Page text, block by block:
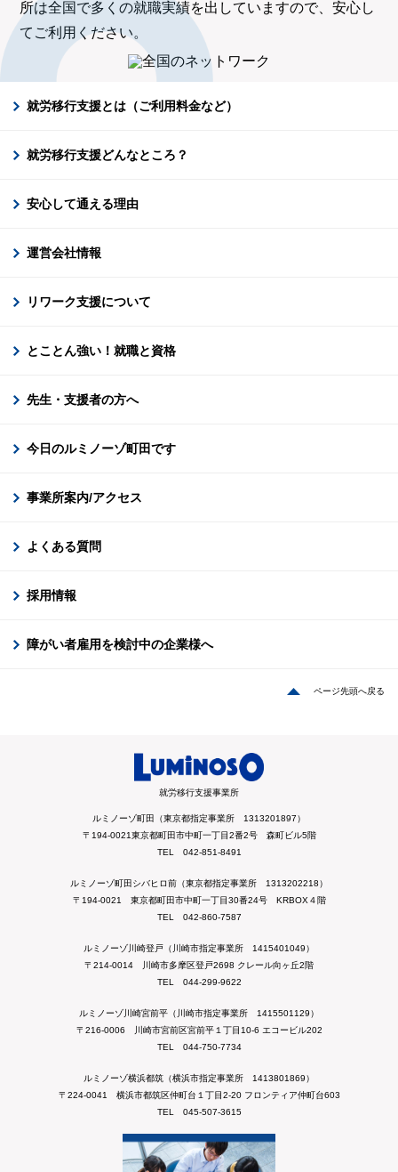
所は全国で多くの就職実績を出していますので、安心し
てご利用ください。
就労移行支援とは（ご利用料金など）
就労移行支援どんなところ？
安心して通える理由
運営会社情報
リワーク支援について
とことん強い！就職と資格
先生・支援者の方へ
今日のルミノーゾ町田です
事業所案内/アクセス
よくある質問
採用情報
障がい者雇用を検討中の企業様へ
ページ先頭へ戻る
就労移行支援事業所
ルミノーゾ町田（東京都指定事業所 1313201897）
〒194-0021東京都町田市中町一丁目2番2号 森町ビル5階
TEL 042-851-8491
ルミノーゾ町田シバヒロ前（東京都指定事業所 1313202218）
〒194-0021 東京都町田市中町一丁目30番24号 KRBOX４階
TEL 042-860-7587
ルミノーゾ川崎登戸（川崎市指定事業所 1415401049）
〒214-0014 川崎市多摩区登戸2698 クレール向ヶ丘2階
TEL 044-299-9622
ルミノーゾ川崎宮前平（川崎市指定事業所 1415501129）
〒216-0006 川崎市宮前区宮前平１丁目10-6 エコービル202
TEL 044-750-7734
ルミノーゾ横浜都筑（横浜市指定事業所 1413801869）
〒224-0041 横浜市都筑区仲町台１丁目2-20 フロンティア仲町台603
TEL 045-507-3615